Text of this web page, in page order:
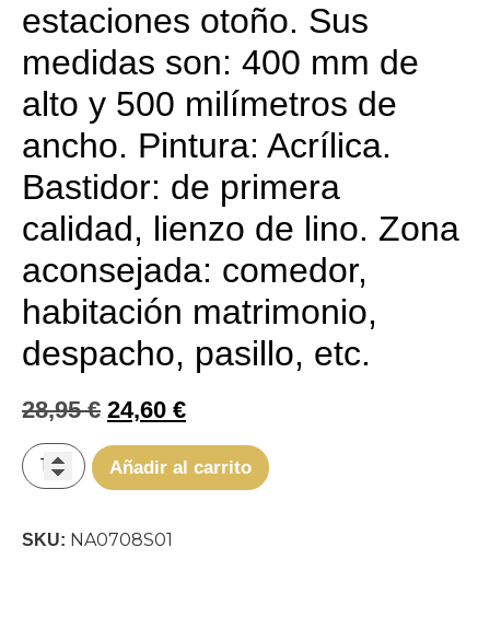
estaciones otoño. Sus
medidas son: 400 mm de
alto y 500 milímetros de
ancho. Pintura: Acrílica.
Bastidor: de primera
calidad, lienzo de lino. Zona
aconsejada: comedor,
habitación matrimonio,
despacho, pasillo, etc.
28,95€ 24,60 €
Añadir al carrito
SKU: NA0708S01